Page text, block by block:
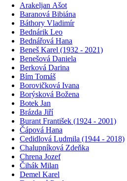
Arakeljan Ašot
Baranová Bibiána
Báthory Vladimír
Bednárik Leo
Bednářová Hana
Beneš Karel (1932 - 2021)
Benešová Daniela
Berková Darina
Bím Tomáš
Borovičková Ivana
Borýsková Božena
Botek Jan
Brázda Jiří
Burant František (1924 - 2001)
Čápová Hana
Cedidlová Ludmila (1944 - 2018)
Chalupníková Zdeňka
Chrena Jozef
Čihák Milan
Demel Karel